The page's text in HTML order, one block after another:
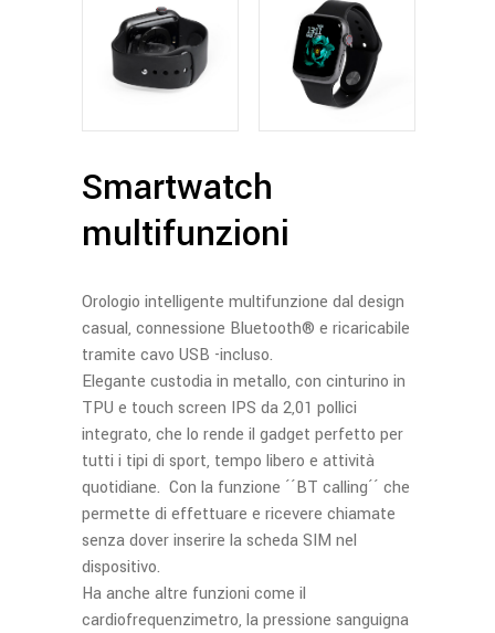
Smartwatch
multifunzioni
Orologio intelligente multifunzione dal design
casual, connessione Bluetooth® e ricaricabile
tramite cavo USB -incluso.
Elegante custodia in metallo, con cinturino in
TPU e touch screen IPS da 2,01 pollici
integrato, che lo rende il gadget perfetto per
tutti i tipi di sport, tempo libero e attività
quotidiane. Con la funzione ´´BT calling´´ che
permette di effettuare e ricevere chiamate
senza dover inserire la scheda SIM nel
dispositivo.
Ha anche altre funzioni come il
cardiofrequenzimetro, la pressione sanguigna